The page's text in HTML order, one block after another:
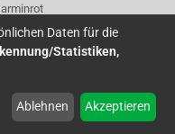
dunkelrote Aderung in
Daten für die
Statistiken,
Ablehnen Akzeptieren